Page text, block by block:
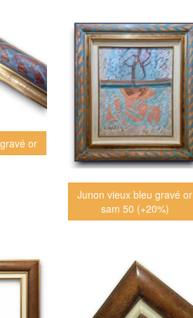
or
Junon vieux bleu gravé or
sam 50 (+20%)